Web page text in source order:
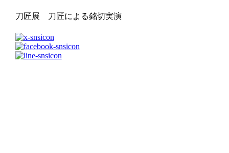
刀匠展 刀匠による銘切実演